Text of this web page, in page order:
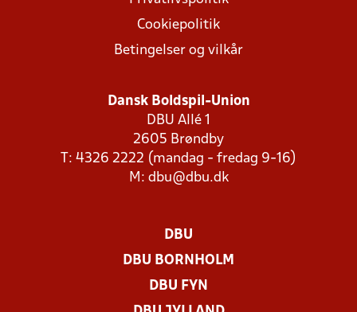
Cookiepolitik
Betingelser og vilkår
Dansk Boldspil-Union
DBU Allé 1
2605 Brøndby
T: 4326 2222 (mandag - fredag 9-16)
M: dbu@dbu.dk
DBU
DBU BORNHOLM
DBU FYN